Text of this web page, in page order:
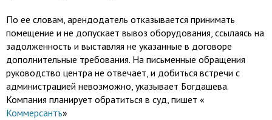
По ее словам, арендодатель отказывается принимать
помещение и не допускает вывоз оборудования, ссылаясь на
задолженность и выставляя не указанные в договоре
дополнительные требования. На письменные обращения
руководство центра не отвечает, и добиться встречи с
администрацией невозможно, указывает Богдашева.
Компания планирует обратиться в суд, пишет «
Коммерсантъ»